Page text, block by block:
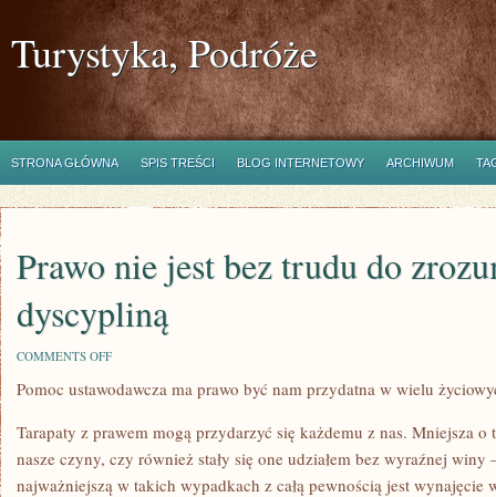
Turystyka, Podróże
STRONA GŁÓWNA SPIS TREŚCI BLOG INTERNETOWY ARCHIWUM
Prawo nie jest bez trudu do
dyscypliną
COMMENTS OFFON
NIE
TRUDU
DO
ZROZUMIENIA
DYSCYPLINĄ
Pomoc ustawodawcza ma prawo być nam przydatna w wielu
Tarapaty z prawem mogą przydarzyć się każdemu z nas. Mniejsza o
nasze czyny, czy również stały się one udziałem bez wyraźnej winy
najważniejszą w takich wypadkach z całą pewnością jest wynajęcie